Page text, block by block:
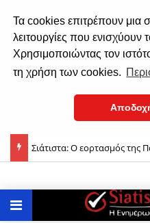
Τα cookies επιτρέπουν μια
λειτουργίες που ενισχύουν
Χρησιμοποιώντας τον
τη χρήση των cookies.
Σιάτιστα: Ο εορτασμός της
Δημόσια Βιβλιοθήκη: